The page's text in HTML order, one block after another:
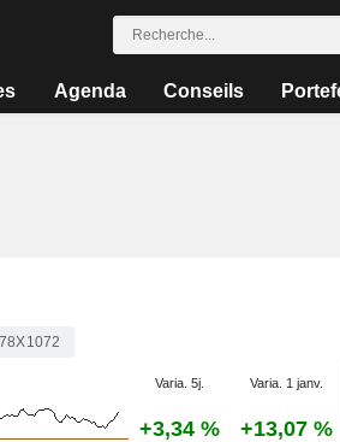
Agenda Conseils
Varia. 5j. Varia. 1 janv.
+3,34 % +13,07 %